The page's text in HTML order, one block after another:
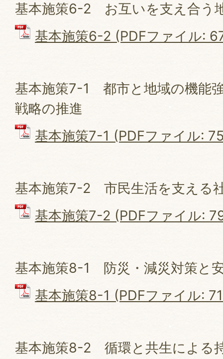
基本施策6-2 お互いを支え合う
基本施策6-2 (PDFファイル:
基本施策7-1 都市と地域の機能
戦略の推進
基本施策7-1 (PDFファイル:
基本施策7-2 市民生活を支える
基本施策7-2 (PDFファイル:
基本施策8-1 防災・減災対策と
基本施策8-1 (PDFファイル:
基本施策8-2 循環と共生による